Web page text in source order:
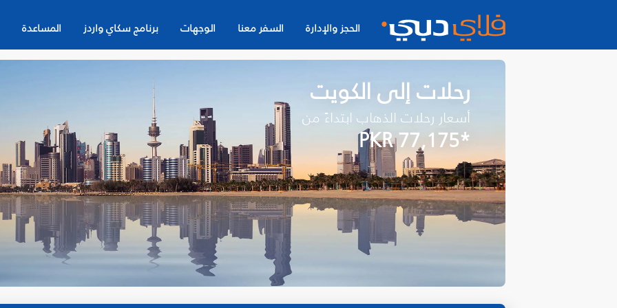
الحجز والإدارة السفر معنا الوجهات برنامج سكاي واردز المساعدة
رحلات إلى الكويت
أسعار رحلات الذهاب ابتداءً من
*PKR 77,175